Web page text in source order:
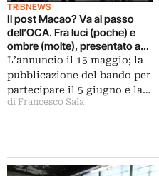
TRIBNEWS
Il post Macao? Va al passo
dell’OCA. Fra luci (poche) e
ombre (molte), presentato a
Milano il progetto delle
Officine Creative Ansaldo
L’annuncio il 15 maggio; la
pubblicazione del bando per
partecipare il 5 giugno e la…
di Francesco Sala